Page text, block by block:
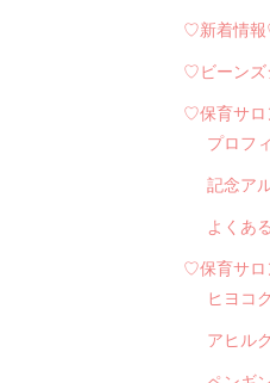
♡新着情
♡ビーンズ
♡保育サロ
プロフ
記念ア
よくあ
♡保育サロ
ヒヨコ
アヒル